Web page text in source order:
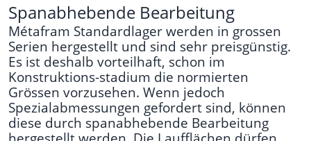
Spanabhebende Bearbeitung
Métafram Standardlager werden in grossen
Serien hergestellt und sind sehr preisgünstig.
Es ist deshalb vorteilhaft, schon im
Konstruktions-stadium die normierten
Grössen vorzusehen. Wenn jedoch
Spezialabmessungen gefordert sind, können
diese durch spanabhebende Bearbeitung